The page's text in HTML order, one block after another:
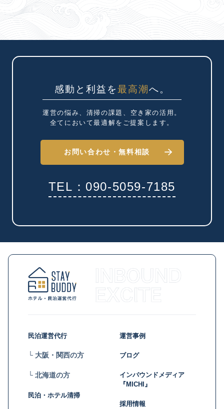
感動と利益を最高潮へ。
運営の悩み、清掃の課題、 空き家の活用。
全てにおいて最適解を ご提案します。
お問い合わせ・無料相談
TEL：090-5059-7185
民泊運営代行
└ 大阪・関西の方
└ 北海道の方
民泊・ホテル清掃
運営事例
ブログ
インバウンドメディア
『MICHI』
採用情報